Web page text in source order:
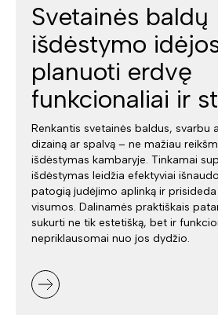
Svetainės baldų
išdėstymo
planuoti erdvę
funkcionaliai ir
Renkantis svetainės baldus, svarbu
dizainą ar spalvą – ne mažiau
išdėstymas kambaryje. Tinkamai
išdėstymas leidžia efektyviai
patogią judėjimo aplinką ir
visumos. Dalinamės praktiškais
sukurti ne tik estetišką, bet ir
nepriklausomai nuo jos dydžio.